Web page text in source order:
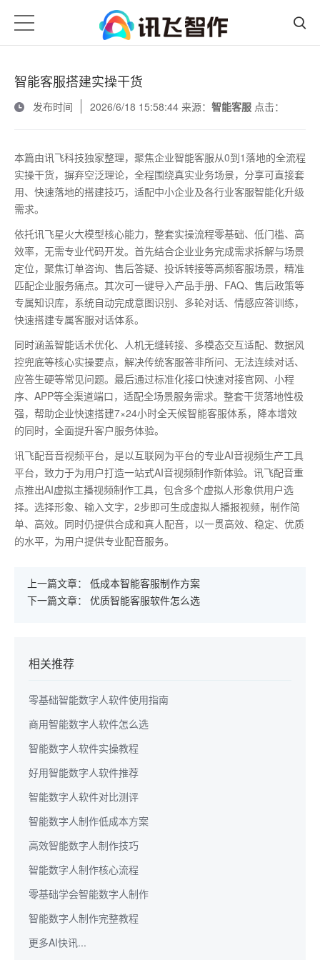
智能客服搭建实操干货
发布时间
2026/6/18 15:58:44 来源： 智能客服 点击：
本篇由讯飞科技独家整理，聚焦企业智能客服从0到1落地的全流程
实操干货，摒弃空泛理论，全程围绕真实业务场景，分享可直接套
用、快速落地的搭建技巧，适配中小企业及各行业客服智能化升级
需求。
依托讯飞星火大模型核心能力，整套实操流程零基础、低门槛、高
效率，无需专业代码开发。首先结合企业业务完成需求拆解与场景
定位，聚焦订单咨询、售后答疑、投诉转接等高频客服场景，精准
匹配企业服务痛点。其次可一键导入产品手册、 FAQ、售后政策等
专属知识库，系统自动完成意图识别、多轮对话、情感应答训练，
快速搭建专属客服对话体系。
同时涵盖智能话术优化、人机无缝转接、多模态交互适配、数据风
控兜底等核心实操要点，解决传统客服答非所问、无法连续对话、
应答生硬等常见问题。最后通过标准化接口快速对接官网、小程
序、 APP等全渠道端口，适配全场景服务需求。整套干货落地性极
强，帮助企业快速搭建7×24小时全天候智能客服体系，降本增效
的同时，全面提升客户服务体验。
讯飞配音音视频平台，是以互联网为平台的专业AI音视频生产工具
平台，致力于为用户打造一站式AI音视频制作新体验。讯飞配音重
点推出AI虚拟主播视频制作工具，包含多个虚拟人形象供用户选
择。选择形象、输入文字，2步即可生成虚拟人播报视频，制作简
单、高效。同时仍提供合成和真人配音，以一贯高效、稳定、优质
的水平，为用户提供专业配音服务。
上一篇文章： 低成本智能客服制作方案
下一篇文章： 优质智能客服软件怎么选
相关推荐
零基础智能数字人软件使用指南
商用智能数字人软件怎么选
智能数字人软件实操教程
好用智能数字人软件推荐
智能数字人软件对比测评
智能数字人制作低成本方案
高效智能数字人制作技巧
智能数字人制作核心流程
零基础学会智能数字人制作
智能数字人制作完整教程
更多AI快讯...